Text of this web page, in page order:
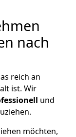
nach
reich an
ist. Wir
und
möchten,